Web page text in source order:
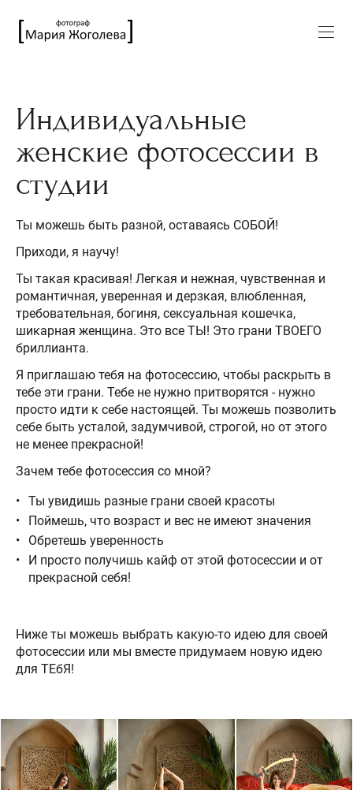
Индивидуальные
женские фотосессии в
студии
Ты можешь быть разной, оставаясь СОБОЙ!
Приходи, я научу!
Ты такая красивая! Легкая и нежная, чувственная и
романтичная, уверенная и дерзкая, влюбленная,
требовательная, богиня, сексуальная кошечка,
шикарная женщина. Это все ТЫ! Это грани ТВОЕГО
бриллианта.
Я приглашаю тебя на фотосессию, чтобы раскрыть в
тебе эти грани. Тебе не нужно притворятся - нужно
просто идти к себе настоящей. Ты можешь позволить
себе быть усталой, задумчивой, строгой, но от этого
не менее прекрасной!
Зачем тебе фотосессия со мной?
Ты увидишь разные грани своей красоты
Поймешь, что возраст и вес не имеют значения
Обретешь уверенность
И просто получишь кайф от этой фотосессии и от
прекрасной себя!
Ниже ты можешь выбрать какую-то идею для своей
фотосессии или мы вместе придумаем новую идею
для ТЕбЯ!